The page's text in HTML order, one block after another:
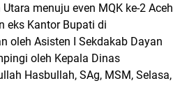
menuju even MQK ke-2 Aceh
eks Kantor Bupati di
oleh Asisten I Sekdakab Dayan
oleh Kepala Dinas
Hasbullah, SAg, MSM, Selasa,